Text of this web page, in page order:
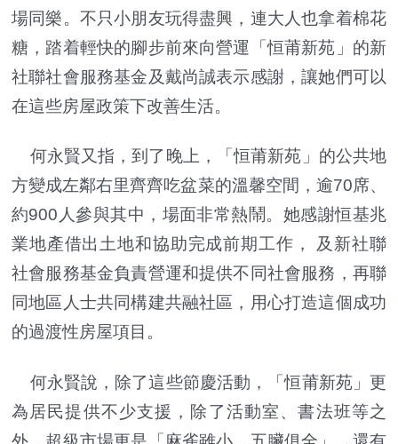
場同樂。不只小朋友玩得盡興，連大人也拿着棉花
糖，踏着輕快的腳步前來向營運「恒莆新苑」的新
社聯社會服務基金及戴尚誠表示感謝，讓她們可以
在這些房屋政策下改善生活。
何永賢又指，到了晚上，「恒莆新苑」的公共地
方變成左鄰右里齊齊吃盆菜的溫馨空間，逾70席、
約900人參與其中，場面非常熱鬧。她感謝恒基兆
業地產借出土地和協助完成前期工作， 及新社聯
社會服務基金負責營運和提供不同社會服務，再聯
同地區人士共同構建共融社區，用心打造這個成功
的過渡性房屋項目。
何永賢說，除了這些節慶活動，「恒莆新苑」更
為居民提供不少支援，除了活動室、書法班等之